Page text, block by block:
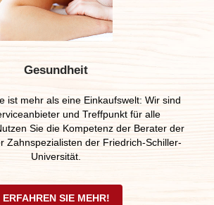
Gesundheit
ist mehr als eine Einkaufswelt: Wir sind
und Treffpunkt für alle
Sie die Kompetenz der Berater der
Zahnspezialisten der Friedrich-Schiller-
Universität.
ERFAHREN SIE MEHR!